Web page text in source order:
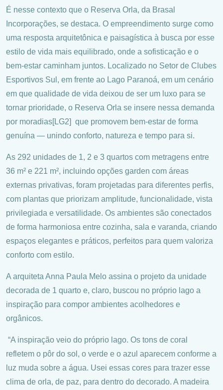
É nesse contexto que o Reserva Orla, da Brasal
Incorporações, se destaca. O empreendimento surge como
uma resposta arquitetônica e paisagística à busca por esse
estilo de vida mais equilibrado, onde a sofisticação e o
bem-estar caminham juntos. Localizado no Setor de Clubes
Esportivos Sul, em frente ao Lago Paranoá, em um cenário
em que qualidade de vida deixou de ser um luxo para se
tornar prioridade, o Reserva Orla se insere nessa demanda
por moradias[LG2] que promovem bem-estar de forma
genuína — unindo conforto, natureza e tempo para si.
As 292 unidades de 1, 2 e 3 quartos com metragens entre
36 m² e 221 m², incluindo opções garden com áreas
externas privativas, foram projetadas para diferentes perfis,
com plantas que priorizam amplitude, funcionalidade, vista
privilegiada e versatilidade. Os ambientes são conectados
de forma harmoniosa entre cozinha, sala e varanda, criando
espaços elegantes e práticos, perfeitos para quem valoriza
conforto com estilo.
A arquiteta Anna Paula Melo assina o projeto da unidade
decorada de 1 quarto e, claro, buscou no próprio lago a
inspiração para compor ambientes acolhedores e
orgânicos.
“A inspiração veio do próprio lago. Os tons de coral
refletem o pôr do sol, o verde e o azul aparecem conforme a
luz muda sobre a água. Usei essas cores para trazer esse
clima de orla, de paz, para dentro do decorado. A madeira